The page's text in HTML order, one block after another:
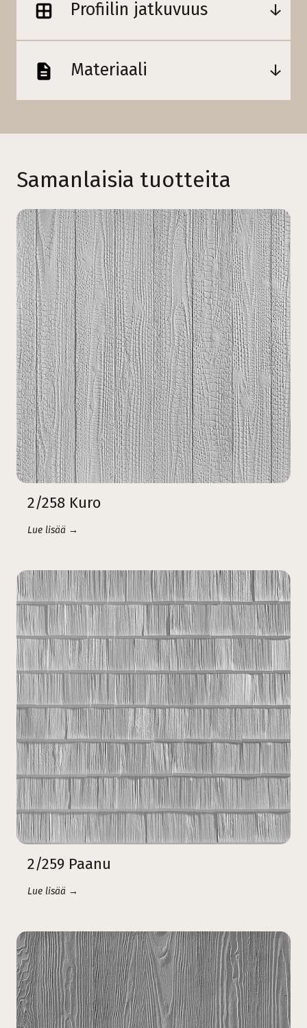
Profiilin jatkuvuus
Materiaali
Samanlaisia tuotteita
2/258 Kuro
Lue lisää →
2/259 Paanu
Lue lisää →